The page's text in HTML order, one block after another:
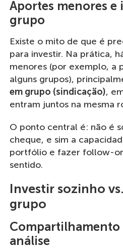
Aportes menores
grupo
Existe o mito de que é
para investir. Na prática,
menores (por exemplo, a
alguns grupos),
em grupo (sindicação),
entram juntos na mesma
O ponto central é: não é
cheque, e sim a
portfólio e fazer follow-
sentido.
Investir sozinho
grupo
Compartilhamento
análise